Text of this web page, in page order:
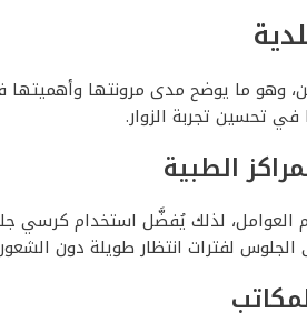
وهو ما يوضح مدى مرونتها وأهميتها
تحسين تجربة الزوار.
العوامل، لذلك يُفضَّل استخدام كرسي
لفترات انتظار طويلة دون